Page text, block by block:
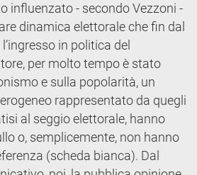
influenzato - secondo Vezzoni -
dinamica elettorale che fin dal
in politica del
per molto tempo è stato
e sulla popolarità, un
rappresentato da quegli
al seggio elettorale, hanno
o, semplicemente, non hanno
(scheda bianca). Dal